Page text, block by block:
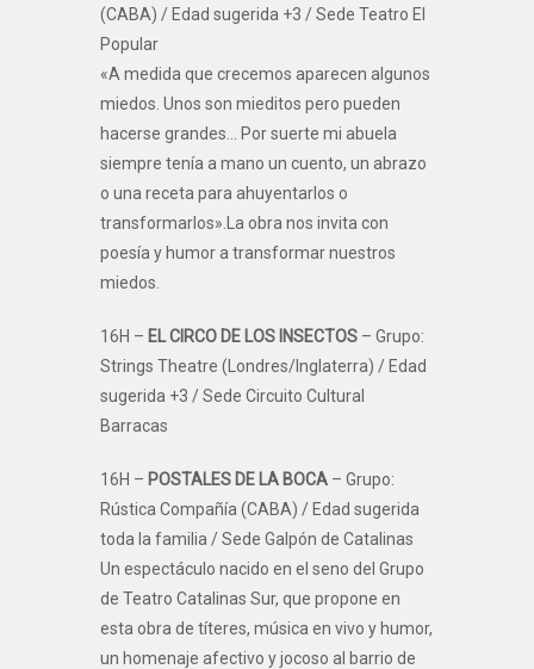
(CABA) / Edad sugerida +3 / Sede Teatro El
Popular
«A medida que crecemos aparecen algunos
miedos. Unos son mieditos pero pueden
hacerse grandes… Por suerte mi abuela
siempre tenía a mano un cuento, un abrazo
o una receta para ahuyentarlos o
transformarlos».La obra nos invita con
poesía y humor a transformar nuestros
miedos.
16H – EL CIRCO DE LOS INSECTOS – Grupo:
Strings Theatre (Londres/Inglaterra) / Edad
sugerida +3 / Sede Circuito Cultural
Barracas
16H – POSTALES DE LA BOCA – Grupo:
Rústica Compañía (CABA) / Edad sugerida
toda la familia / Sede Galpón de Catalinas
Un espectáculo nacido en el seno del Grupo
de Teatro Catalinas Sur, que propone en
esta obra de títeres, música en vivo y humor,
un homenaje afectivo y jocoso al barrio de